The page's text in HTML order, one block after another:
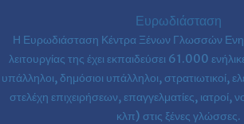
Ευρωδιάσταση
Η Ευρωδιάσταση Κέντρα Ξένων Γλωσσών
λειτουργίας της έχει εκπαιδεύσει 61.000
υπάλληλοι, δημόσιοι υπάλληλοι, στρατιωτικοί,
στελέχη επιχειρήσεων, επαγγελματίες, ιατροί,
κλπ) στις ξένες γλώσσες.